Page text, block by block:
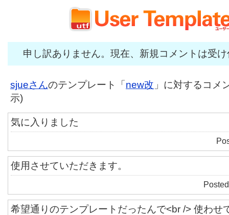
申し訳ありません。現在、新規コメントは受
sjueさんのテンプレート「 new改 」に対するコメ
示)
気に入りました
使用させていただきます。
希望通りのテンプレートだったんで<br /> 使わせ